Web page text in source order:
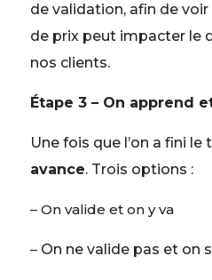
de validation, afin de
de prix peut impacter le
nos clients.
Étape 3 – On apprend
Une fois que l’on a fini le
avance. Trois options :
– On valide et on y va
– On ne valide pas et on